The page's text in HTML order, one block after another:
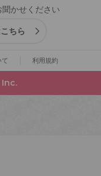
かせください
ちら
て 利用規約